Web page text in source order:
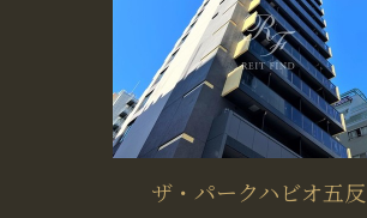
ザ・パークハビオ五